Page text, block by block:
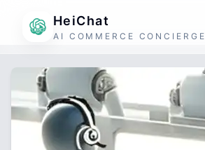
HeiChat
AI COMMERCE CONCIERGE